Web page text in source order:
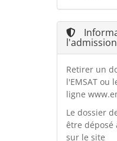
l'admission
Retirer un
l'EMSAT ou
ligne
Le dossier
être déposé
sur le site